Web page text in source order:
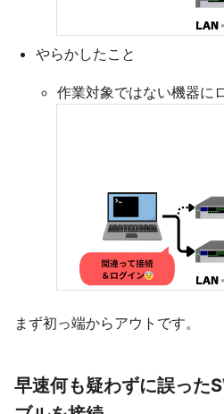
やらかしたこと
作業対象ではない機器に
まず初っ端からアウトです。
早速何も疑わずに誤った